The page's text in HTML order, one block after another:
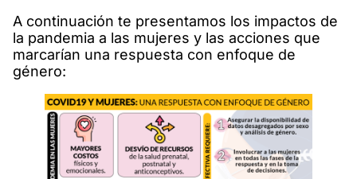
A continuación te presentamos los impactos de
la pandemia a las mujeres y las acciones que
marcarían una respuesta con enfoque de
género: